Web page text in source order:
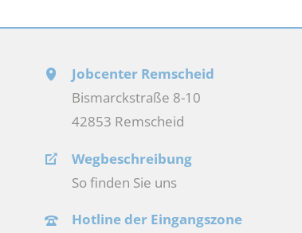
Jobcenter Remscheid
Bismarckstraße 8-10
42853 Remscheid
Wegbeschreibung
So finden Sie uns
Hotline der Eingangszone